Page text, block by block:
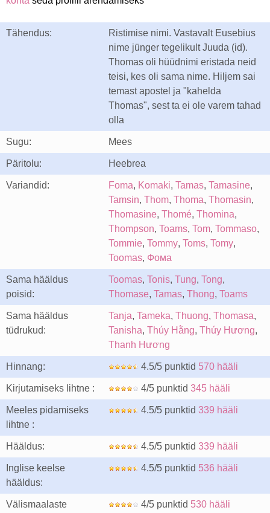
Tähendus:
Ristimise nimi. Vastavalt Eusebius
nime jünger tegelikult Juuda (id).
Thomas oli hüüdnimi eristada neid
teisi, kes oli sama nime. Hiljem sai
temast apostel ja "kahelda
Thomas", sest ta ei ole varem tahad
olla
Sugu: Mees
Päritolu: Heebrea
Variandid: Foma, Komaki, Tamas, Tamasine,
Tamsin, Thom, Thoma, Thomasin,
Thomasine, Thomé, Thomina,
Thompson, Toams, Tom, Tommaso,
Tommie, Tommy, Toms, Tomy,
Toomas, Фома
Sama hääldus
poisid:
Toomas, Tonis, Tung, Tong,
Thomase, Tamas, Thong, Toams
Sama hääldus
tüdrukud:
Tanja, Tameka, Thuong, Thomasa,
Tanisha, Thúy Hằng, Thúy Hương,
Thanh Hương
Hinnang: 4.5/5 punktid 570 hääli
Kirjutamiseks lihtne : 4/5 punktid 345 hääli
Meeles pidamiseks
lihtne :
4.5/5 punktid 339 hääli
Hääldus: 4.5/5 punktid 339 hääli
Inglise keelse
hääldus:
4.5/5 punktid 536 hääli
Välismaalaste
4/5 punktid 530 hääli